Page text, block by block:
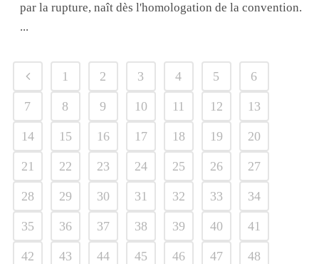
par la rupture, naît dès l'homologation de la convention.
...
1 2 3 4 5 6
7 8 9 10 11 12 13
14 15 16 17 18 19 20
21 22 23 24 25 26 27
28 29 30 31 32 33 34
35 36 37 38 39 40 41
42 43 44 45 46 47 48